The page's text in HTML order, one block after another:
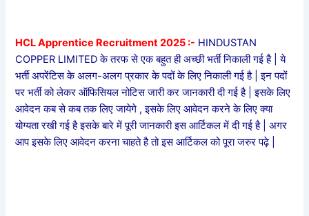
HCL Apprentice Recruitment 2025 :- HINDUSTAN
COPPER LIMITED के तरफ से एक बहुत ही अच्छी भर्ती निकाली गई है | ये
भर्ती अपरेंटिस के अलग-अलग प्रकार के पदों के लिए निकाली गई है | इन पदों
पर भर्ती को लेकर ऑफिसियल नोटिस जारी कर जानकारी दी गई है | इसके लिए
आवेदन कब से कब तक लिए जायेगे , इसके लिए आवेदन करने के लिए क्या
योग्यता रखी गई है इसके बारे में पूरी जानकारी इस आर्टिकल में दी गई है | अगर
आप इसके लिए आवेदन करना चाहते है तो इस आर्टिकल को पूरा जरुर पढ़े |